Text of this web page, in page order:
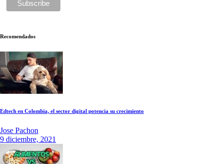
Recomendados
Edtech en Colombia, el sector digital potencia su crecimiento
Jose Pachon
9 diciembre, 2021